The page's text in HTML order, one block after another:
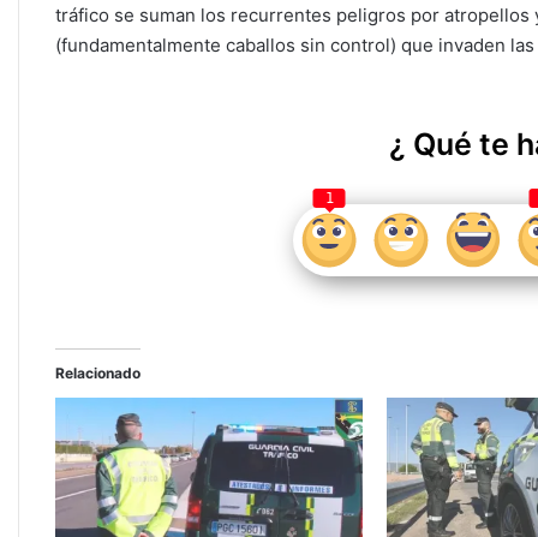
tráfico se suman los recurrentes peligros por
(fundamentalmente caballos sin control) que invaden
¿ Qué te
1
Relacionado